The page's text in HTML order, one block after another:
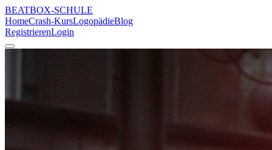
BEATBOX-SCHULE
HomeCrash-KursLogopädieBlog
RegistrierenLogin